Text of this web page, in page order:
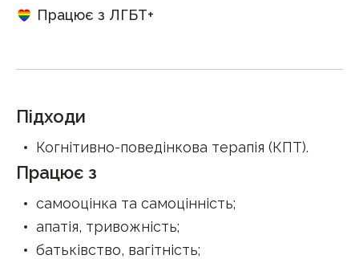
Працює з ЛГБТ+
Підходи
Когнітивно-поведінкова терапія (КПТ).
Працює з
самооцінка та самоцінність;
апатія, тривожність;
батьківство, вагітність;